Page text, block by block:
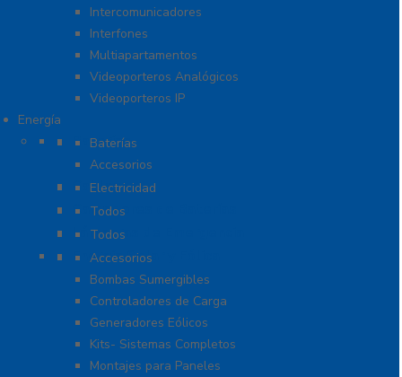
Intercomunicadores
Interfones
Multiapartamentos
Videoporteros Analógicos
Videoporteros IP
Energía
Baterías
Baterías
Accesorios
Cables
Electricidad
Cargadores de Baterías
Todos
Lámparas de Emergencia
Todos
Energía Solar y Eólica
Accesorios
Bombas Sumergibles
Controladores de Carga
Generadores Eólicos
Kits- Sistemas Completos
Montajes para Paneles